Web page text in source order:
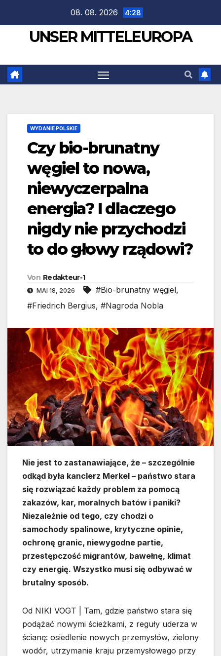
springen
08. 08. 2026 4:28
UNSER MITTELEUROPA
WYDANIE POLSKIE
Czy bio-brunatny
węgiel to nowa,
niewyczerpalna
energia? I dlaczego
nigdy nie przychodzi
to do głowy rządowi?
Von Redakteur-1
MAI 18, 2026 #Bio-brunatny węgiel,
#Friedrich Bergius, #Nagroda Nobla
Nie jest to zastanawiające, że – szczególnie
odkąd była kanclerz Merkel – państwo stara
się rozwiązać każdy problem za pomocą
zakazów, kar, moralnych batów i paniki?
Niezależnie od tego, czy chodzi o
samochody spalinowe, krytyczne opinie,
ochronę granic, niewygodne partie,
przestępczość migrantów, bawełnę, klimat
czy energię. Wszystko musi się odbywać w
brutalny sposób.
Od NIKI VOGT | Tam, gdzie państwo stara się
podążać nowymi ścieżkami, z reguły uderza w
ścianę: osiedlenie nowych przemysłów, zielony
wodór, utrzymanie kraju przemysłowego przy